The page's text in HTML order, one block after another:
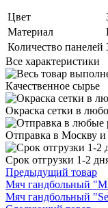
Цвет
Материал
Количество панелей
Все характеристики
Качественное сырье
Окраска сетки в
Отправка в Москву
Срок отгрузки 1-2
Предыдущий товар
Мяч гандбольный
Мяч гандбольный